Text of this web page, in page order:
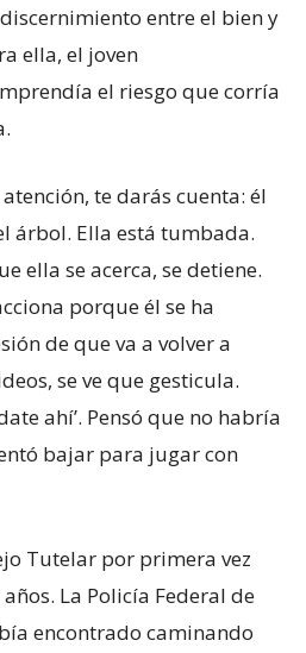
entre el bien y
ella, el joven
el riesgo que corría
te darás cuenta: él
árbol. Ella está tumbada.
ella se acerca, se detiene.
porque él se ha
de que va a volver a
se ve que gesticula.
ahí’. Pensó que no habría
bajar para jugar con
Tutelar por primera vez
La Policía Federal de
encontrado caminando